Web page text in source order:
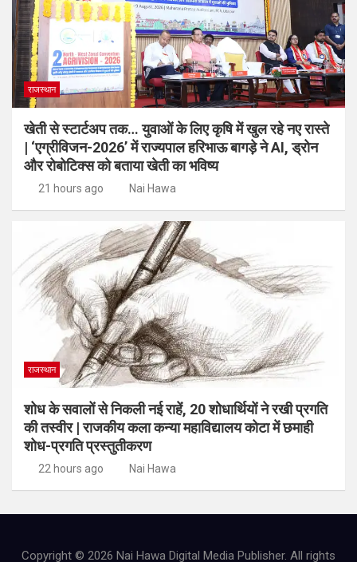
राजस्थान
खेती से स्टार्टअप तक… युवाओं के लिए कृषि में खुल रहे नए रास्ते
| ‘एग्रीविजन-2026’ में राज्यपाल हरिभाऊ बागड़े ने AI, ड्रोन
और रोबोटिक्स को बताया खेती का भविष्य
21 hours ago Nai Hawa
राजस्थान
शोध के सवालों से निकली नई राहें, 20 शोधार्थियों ने रखी प्रगति
की तस्वीर | राजकीय कला कन्या महाविद्यालय कोटा में छमाही
शोध-प्रगति प्रस्तुतीकरण
22 hours ago Nai Hawa
Copyright © 2026 Nai Hawa Digital Media Publisher. All rights